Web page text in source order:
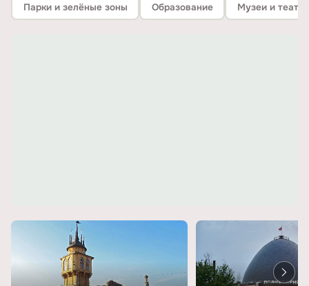
Парки и зелёные зоны Образование Музеи и